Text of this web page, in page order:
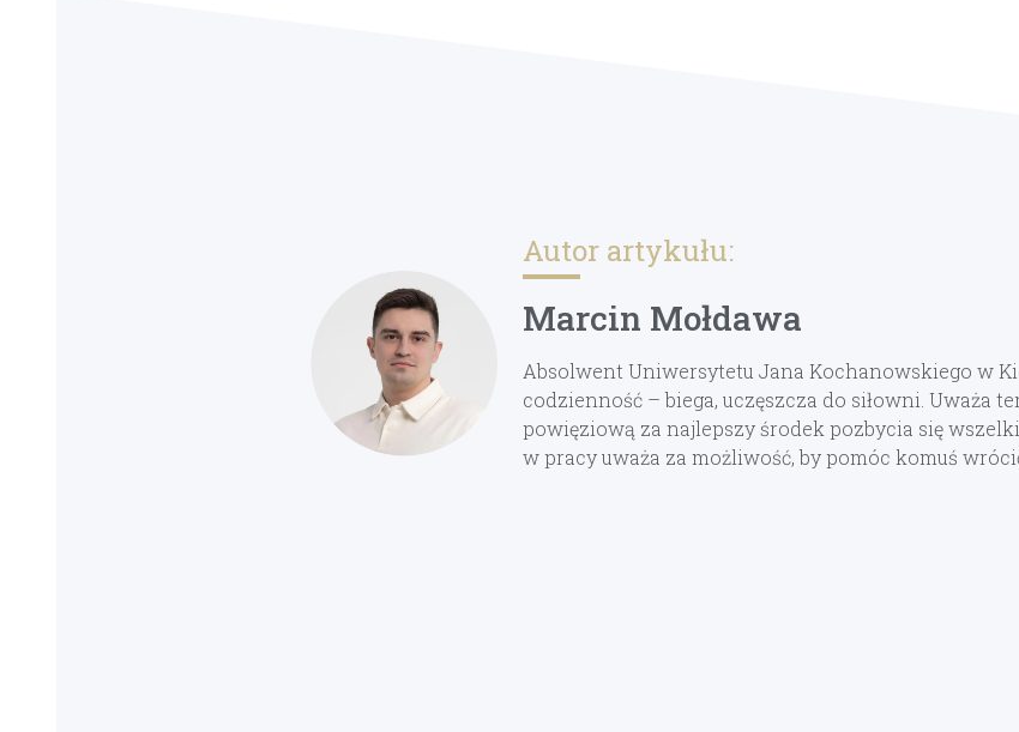
Autor artykułu:
Marcin Mołdawa
Absolwent Uniwersytetu Jana Kochanowskiego w
codzienność – biega, uczęszcza do siłowni. Uważa
powięziową za najlepszy środek pozbycia się
w pracy uważa za możliwość, by pomóc komuś